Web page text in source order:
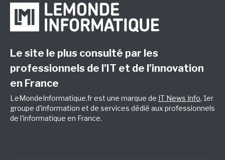
Le site le plus consulté par les
professionnels de l’IT et de l’innovation
en France
LeMondeInformatique.fr est une marque de IT News Info, 1er
groupe d'information et de services dédié aux professionnels
de l'informatique en France.